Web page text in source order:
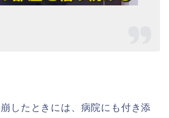
したときには、病院にも付き添